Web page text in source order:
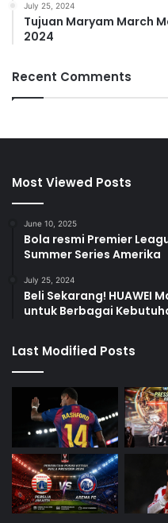
July 25, 2024
Tujuan Maryam March
2024
Recent Comments
Most Viewed Posts
June 10, 2025
Bola resmi Premier
Summer Series Amerika
July 25, 2024
Beli Sekarang! HUAWEI
untuk Berbagai
Last Modified Posts